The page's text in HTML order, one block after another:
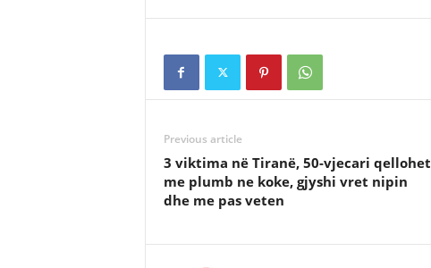
Previous article
3 viktima në Tiranë, 50-vjecari qellohet
me plumb ne koke, gjyshi vret nipin
dhe me pas veten